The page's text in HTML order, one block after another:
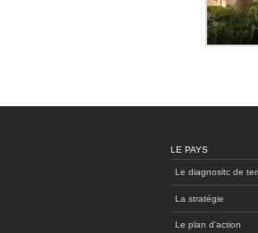
LE PAYS
Le diagnositc de
La stratégie
Le plan d'action